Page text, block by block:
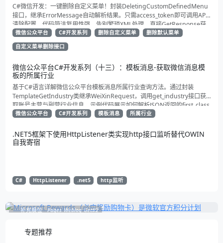
C#微信开发：一键删除自定义菜单！封装DeletingCustomDefinedMenu
接口，继承ErrorMessage自动解析结果。只需access_token即可调用API
清除配置。代码简洁复用性强，告别繁琐XML处理，直接GetResponse获
取状态。适合动态管理公众号的开发者，建议收藏备用！
微信公众平台 C#开发系列 删除自定义菜单
删除默认菜单
自定义菜单删除接口
微信公众平台C#开发系列（十三）：模板消息-获取微信消息模
板的所属行业
基于C#语言详解微信公众平台模板消息所属行业查询方法。通过封装
TemplateGetIndustry类继承WeiXinRequest，调用get_industry接口获
取账号主营与副营行业信息。示例代码展示如何解析JSON返回的first_class
与second_class数据，为开发者提供合规通知场景开发支持
微信公众平台 C#开发系列 模板消息 所属行业
.NET5框架下使用HttpListener类实现http接口监听替代OWIN
自我寄宿
C# HttpListener .net5 http监听
补充展位 Pages_Weblog_Get#2
专题推荐